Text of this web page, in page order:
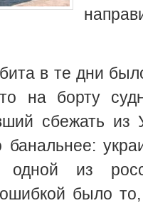
в те дни
на борту
сбежать
банальнее:
одной из
было